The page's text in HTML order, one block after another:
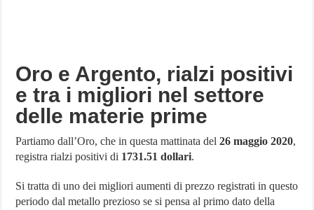
Oro e Argento, rialzi positivi
e tra i migliori nel settore
delle materie prime
Partiamo dall’Oro, che in questa mattinata del26 maggio 2020,
registra rialzi positivi di 1731.51 dollari.
Si tratta di uno dei migliori aumenti di prezzo registrati in questo
periodo dal metallo prezioso se si pensa al primo dato della